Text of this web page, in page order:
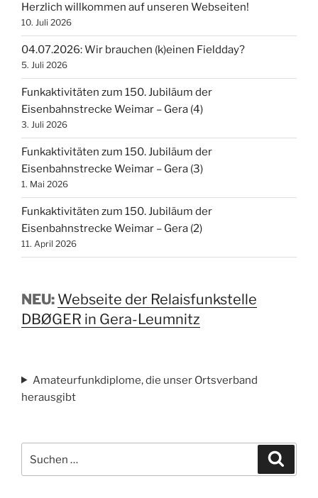
Herzlich willkommen auf unseren Webseiten!
10. Juli 2026
04.07.2026: Wir brauchen (k)einen Fieldday?
5. Juli 2026
Funkaktivitäten zum 150. Jubiläum der
Eisenbahnstrecke Weimar – Gera (4)
3. Juli 2026
Funkaktivitäten zum 150. Jubiläum der
Eisenbahnstrecke Weimar – Gera (3)
1. Mai 2026
Funkaktivitäten zum 150. Jubiläum der
Eisenbahnstrecke Weimar – Gera (2)
11. April 2026
NEU: Webseite der Relaisfunkstelle
DBØGER in Gera-Leumnitz
Amateurfunkdiplome, die unser Ortsverband
herausgibt
nach: